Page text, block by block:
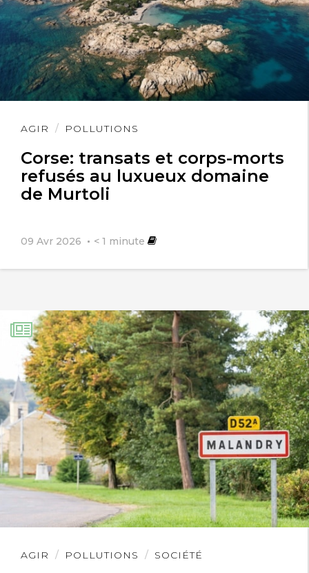
AGIR POLLUTIONS
Corse: transats et corps-morts
refusés au luxueux domaine
de Murtoli
09 Avr 2026 < 1 minute
Lire
AGIR POLLUTIONS SOCIÉTÉ
Lire